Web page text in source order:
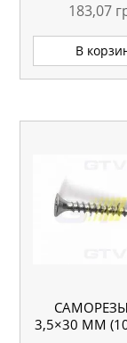
183,07
В
САМОРЕЗЫ
3,5×30 ММ